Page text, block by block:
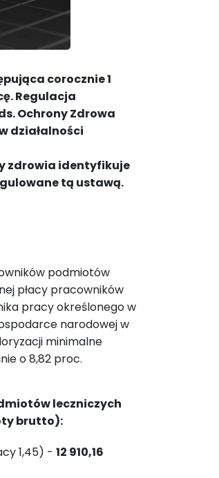
corocznie 1
Regulacja
Ochrony Zdrowa
działalności
zdrowia identyfikuje
tą ustawą.
podmiotów
płacy pracowników
pracy określonego w
narodowej w
minimalne
o 8,82 proc.
leczniczych
brutto):
1,45) - 12 910,16